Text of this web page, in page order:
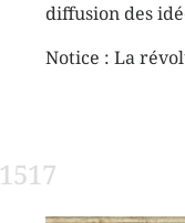
diffusion des
Notice : La
1517